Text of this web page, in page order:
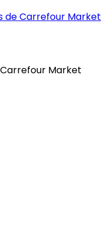
de Carrefour Market
Carrefour Market